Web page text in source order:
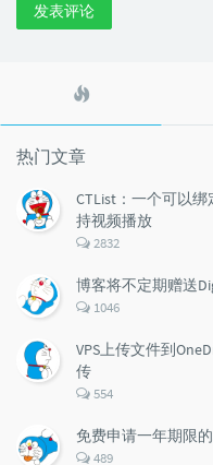
发表评论
文
热门文章
CTList：一个可以
持视频播放
评
数：
2832
博客将不定期赠送
评
数：
1046
VPS上传文件到
传
评
数：
554
免费申请一年期限
评
489